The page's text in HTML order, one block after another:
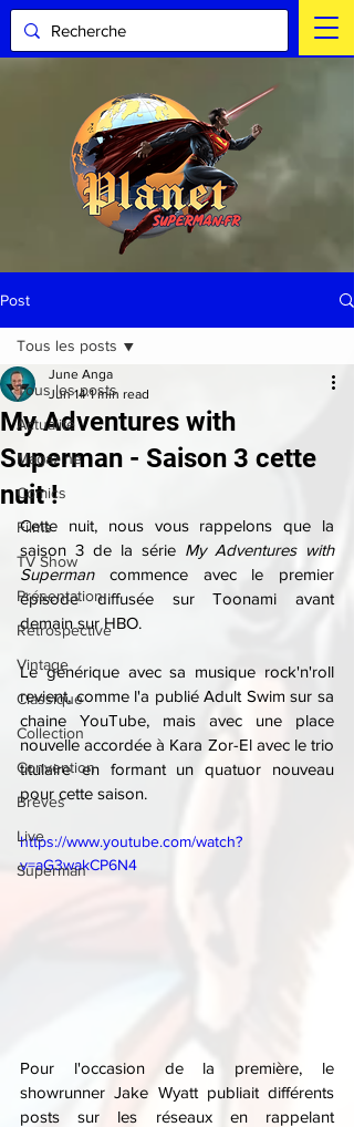
Post
Tous les posts
Actualité
Magazine
Comics
Films
TV Show
Présentation
Rétrospective
Vintage
Classique
Collection
Convention
Brèves
Live
Superman
Tous les posts
My Adventures with
Superman - Saison 3 cette
nuit !
June Anga
Jun 14 1 min read
Cette nuit, nous vous rappelons que la
saison 3 de la série My Adventures with
Superman commence avec le premier
épisode diffusée sur Toonami avant
demain sur HBO.
Le générique avec sa musique rock'n'roll
revient, comme l'a publié Adult Swim sur sa
chaine YouTube, mais avec une place
nouvelle accordée à Kara Zor-El avec le trio
titulaire en formant un quatuor nouveau
pour cette saison.
https://www.youtube.com/watch?
v=aG3wakCP6N4
Pour l'occasion de la première, le
showrunner Jake Wyatt publiait différents
posts sur les réseaux en rappelant